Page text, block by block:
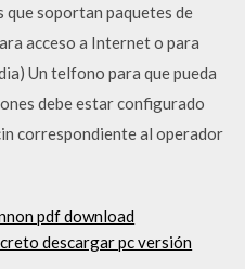
soportan paquetes de
acceso a Internet o para
Un telfono para que pueda
debe estar configurado
correspondiente al operador
pdf download
descargar pc versión